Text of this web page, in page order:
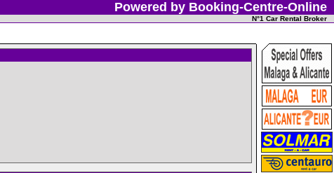
Powered by Booking-Centre-Online
N°1 Car Rental Broker